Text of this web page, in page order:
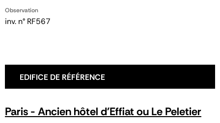
Observation
inv. n° RF567
EDIFICE DE RÉFÉRENCE
Paris - Ancien hôtel d'Effiat ou Le Peletier